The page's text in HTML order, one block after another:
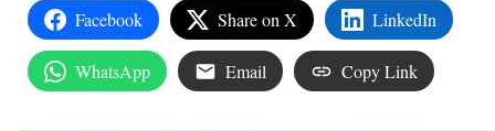
Facebook Share on X LinkedIn
WhatsApp Email Copy Link